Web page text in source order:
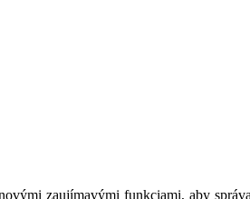
zaujímavými funkciami, aby